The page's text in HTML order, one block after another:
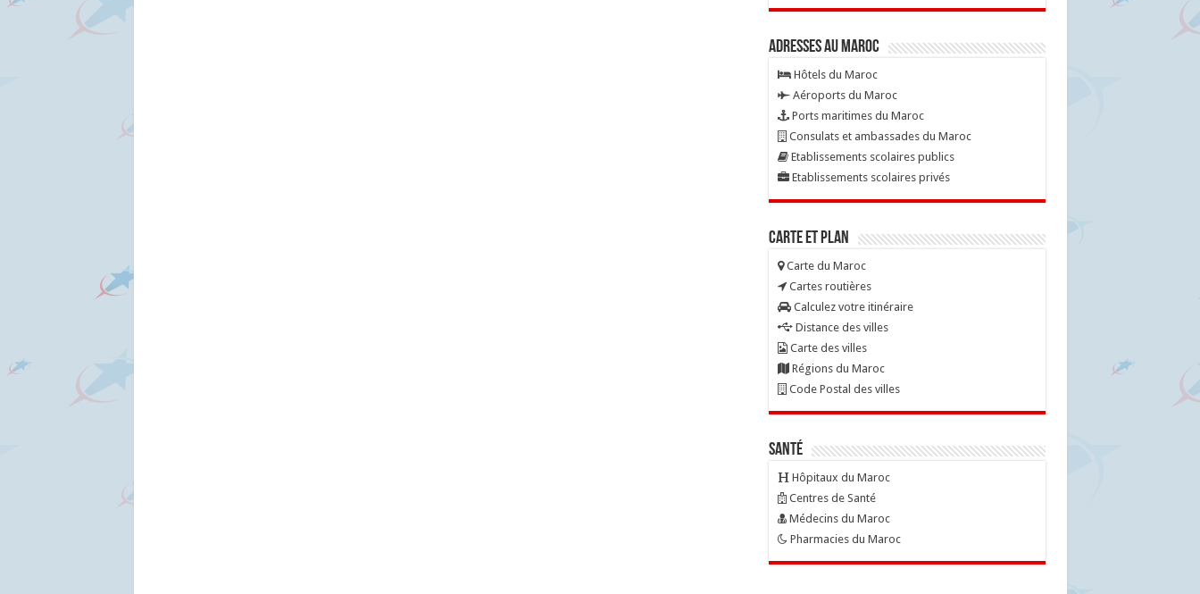
Adresses au Maroc
Hôtels du Maroc
Aéroports du Maroc
Ports maritimes du Maroc
Consulats et ambassades du Maroc
Etablissements scolaires publics
Etablissements scolaires privés
Carte et Plan
Carte du Maroc
Cartes routières
Calculez votre itinéraire
Distance des villes
Carte des villes
Régions du Maroc
Code Postal des villes
Santé
Hôpitaux du Maroc
Centres de Santé
Médecins du Maroc
Pharmacies du Maroc